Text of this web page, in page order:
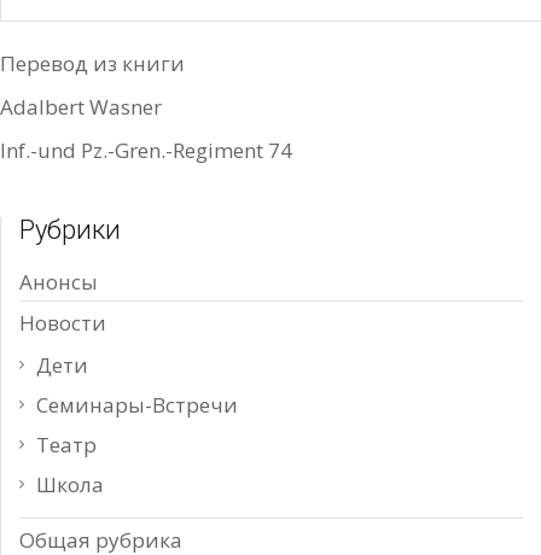
Перевод из книги
Adalbert Wasner
Inf.-und Pz.-Gren.-Regiment 74
Рубрики
Анонсы
Новости
Дети
Семинары-Встречи
Театр
Школа
Общая рубрика